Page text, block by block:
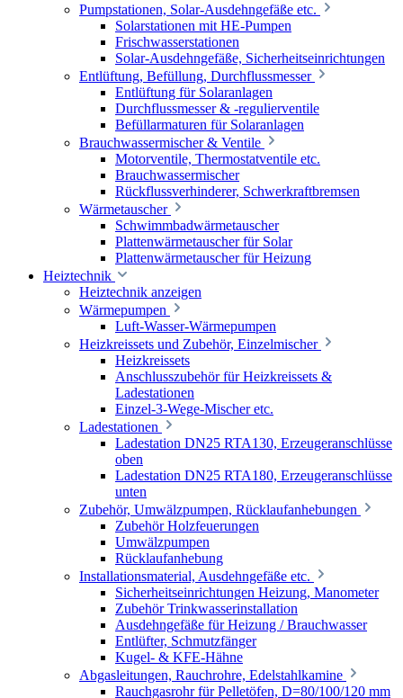
Pumpstationen, Solar-Ausdehngefäße etc.
Solarstationen mit HE-Pumpen
Frischwasserstationen
Solar-Ausdehngefäße, Sicherheitseinrichtungen
Entlüftung, Befüllung, Durchflussmesser
Entlüftung für Solaranlagen
Durchflussmesser & -regulierventile
Befüllarmaturen für Solaranlagen
Brauchwassermischer & Ventile
Motorventile, Thermostatventile etc.
Brauchwassermischer
Rückflussverhinderer, Schwerkraftbremsen
Wärmetauscher
Schwimmbadwärmetauscher
Plattenwärmetauscher für Solar
Plattenwärmetauscher für Heizung
Heiztechnik
Heiztechnik anzeigen
Wärmepumpen
Luft-Wasser-Wärmepumpen
Heizkreissets und Zubehör, Einzelmischer
Heizkreissets
Anschlusszubehör für Heizkreissets &
Ladestationen
Einzel-3-Wege-Mischer etc.
Ladestationen
Ladestation DN25 RTA130, Erzeugeranschlüsse
oben
Ladestation DN25 RTA180, Erzeugeranschlüsse
unten
Zubehör, Umwälzpumpen, Rücklaufanhebungen
Zubehör Holzfeuerungen
Umwälzpumpen
Rücklaufanhebung
Installationsmaterial, Ausdehngefäße etc.
Sicherheitseinrichtungen Heizung, Manometer
Zubehör Trinkwasserinstallation
Ausdehngefäße für Heizung / Brauchwasser
Entlüfter, Schmutzfänger
Kugel- & KFE-Hähne
Abgasleitungen, Rauchrohre, Edelstahlkamine
Rauchgasrohr für Pelletöfen, D=80/100/120 mm